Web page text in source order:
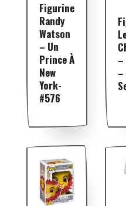
Figurine
Randy
Watson
– Un
Prince À
New
York-
#576
–
–